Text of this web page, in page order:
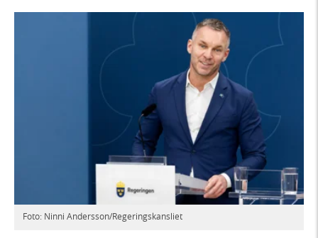
Foto: Ninni Andersson/Regeringskansliet